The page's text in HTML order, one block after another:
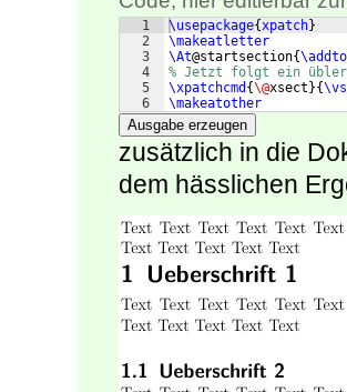
1
2
3
4
5
6
\usepackage{xpatch}
\makeatletter
\At@startsection{
% Jetzt folgt ein übler
\xpatchcmd {\@xsect }{
\makeatother
Ausgabe erzeugen
zusätzlich in die
dem hässlichen